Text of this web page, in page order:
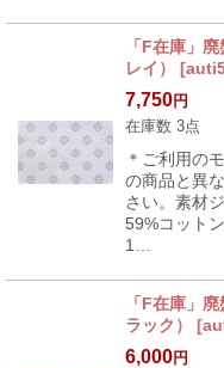
「F在庫」
レイ）
[
7,750円
在庫数 3点
＊ご利用の
の商品と異
さい。素材
59%コット
1…
「F在庫」
ラック）
[
6,000円